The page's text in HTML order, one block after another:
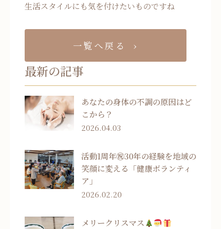
生活スタイルにも気を付けたいものですね
一覧へ戻る
最新の記事
あなたの身体の不調の原因はど
こから？
2026.04.03
活動1周年㊗30年の経験を地域の
笑顔に変える「健康ボランティ
ア」
2026.02.20
メリークリスマス